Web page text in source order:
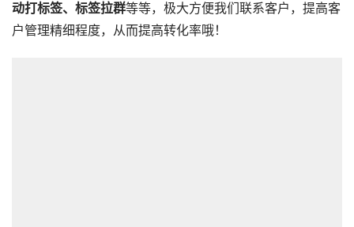
动打标签、标签拉群等等，极大方便我们联系客户，提高客
户管理精细程度，从而提高转化率哦！